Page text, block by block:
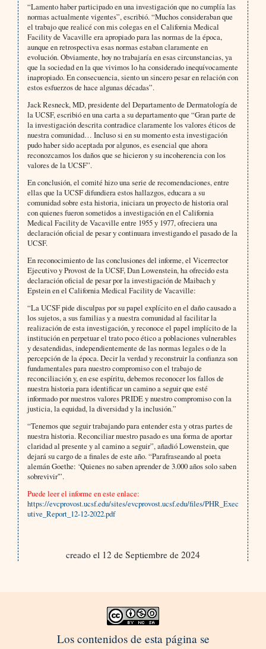
“Lamento haber participado en una investigación que no cumplía las
normas actualmente vigentes”, escribió. “Muchos consideraban que
el trabajo que realicé con mis colegas en el California Medical
Facility de Vacaville era apropiado para las normas de la época,
aunque en retrospectiva esas normas estaban claramente en
evolución. Obviamente, hoy no trabajaría en esas circunstancias, ya
que la sociedad en la que vivimos lo ha considerado inequívocamente
inapropiado. En consecuencia, siento un sincero pesar en relación con
estos esfuerzos de hace algunas décadas”.
Jack Resneck, MD, presidente del Departamento de Dermatología de
la UCSF, escribió en una carta a su departamento que “Gran parte de
la investigación descrita contradice claramente los valores éticos de
nuestra comunidad… Incluso si en su momento esta investigación
pudo haber sido aceptada por algunos, es esencial que ahora
reconozcamos los daños que se hicieron y su incoherencia con los
valores de la UCSF”.
En conclusión, el comité hizo una serie de recomendaciones, entre
ellas que la UCSF difundiera estos hallazgos, educara a su
comunidad sobre esta historia, iniciara un proyecto de historia oral
con quienes fueron sometidos a investigación en el California
Medical Facility de Vacaville entre 1955 y 1977, ofreciera una
declaración oficial de pesar y continuara investigando el pasado de la
UCSF.
En reconocimiento de las conclusiones del informe, el Vicerrector
Ejecutivo y Provost de la UCSF, Dan Lowenstein, ha ofrecido esta
declaración oficial de pesar por la investigación de Maibach y
Epstein en el California Medical Facility de Vacaville:
“La UCSF pide disculpas por su papel explícito en el daño causado a
los sujetos, a sus familias y a nuestra comunidad al facilitar la
realización de esta investigación, y reconoce el papel implícito de la
institución en perpetuar el trato poco ético a poblaciones vulnerables
y desatendidas, independientemente de las normas legales o de la
percepción de la época. Decir la verdad y reconstruir la confianza son
fundamentales para nuestro compromiso con el trabajo de
reconciliación y, en ese espíritu, debemos reconocer los fallos de
nuestra historia para identificar un camino a seguir que esté
informado por nuestros valores PRIDE y nuestro compromiso con la
justicia, la equidad, la diversidad y la inclusión.”
“Tenemos que seguir trabajando para entender esta y otras partes de
nuestra historia. Reconciliar nuestro pasado es una forma de aportar
claridad al presente y al camino a seguir”, añadió Lowenstein, que
dejará su cargo de a finales de este año. “Parafraseando al poeta
alemán Goethe: ‘Quienes no saben aprender de 3.000 años solo saben
sobrevivir'”.
Puede leer el informe en este enlace:
https://evcprovost.ucsf.edu/sites/evcprovost.ucsf.edu/files/PHR_Exec
utive_Report_12-12-2022.pdf
creado el 12 de Septiembre de 2024
Los contenidos de esta página se